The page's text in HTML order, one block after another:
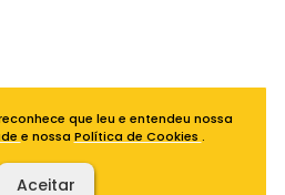
que leu e entendeu nossa
e nossa Política de Cookies .
Aceitar